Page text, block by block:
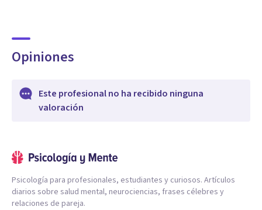
Opiniones
Este profesional no ha recibido ninguna
valoración
Psicología para profesionales, estudiantes y curiosos. Artículos
diarios sobre salud mental, neurociencias, frases célebres y
relaciones de pareja.